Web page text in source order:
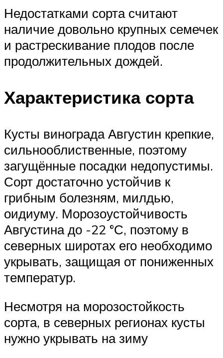
Недостатками сорта считают
наличие довольно крупных семечек
и растрескивание плодов после
продолжительных дождей.
Характеристика сорта
Кусты винограда Августин крепкие,
сильнооблиственные, поэтому
загущённые посадки недопустимы.
Сорт достаточно устойчив к
грибным болезням, милдью,
оидиуму. Морозоустойчивость
Августина до -22 °С, поэтому в
северных широтах его необходимо
укрывать, защищая от пониженных
температур.
Несмотря на морозостойкость
сорта, в северных регионах кусты
нужно укрывать на зиму